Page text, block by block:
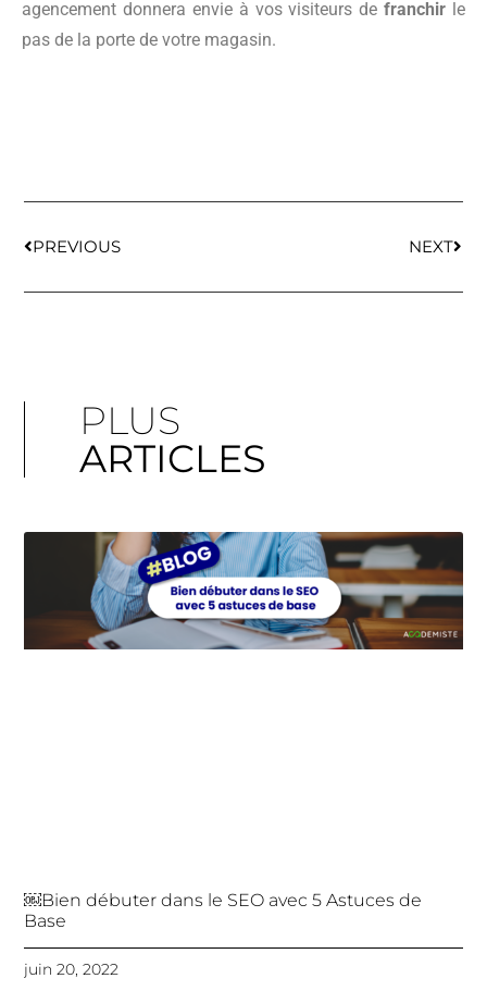
agencement donnera envie à vos visiteurs defranchir le
pas de la porte de votre magasin.
PREVIOUS NEXT
PLUS
ARTICLES
￼Bien débuter dans le SEO avec 5 Astuces de
Base
juin 20, 2022